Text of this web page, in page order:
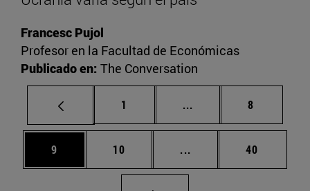
Francesc Pujol
Profesor en la Facultad de Económicas
Publicado en: The Conversation
Página
1 ... Páginas intermedias
Página
8
Página
9 Página
10 ... Páginas intermedias
Página
40